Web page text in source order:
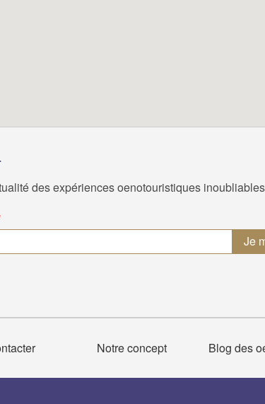
des expériences oenotouristiques
Notre concept Blog des